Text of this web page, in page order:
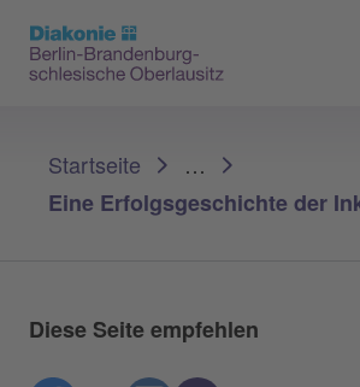
Presse
Startseite
…
Eine Erfolgsgeschichte der
Diese Seite empfehlen